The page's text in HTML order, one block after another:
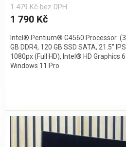
1 479 Kč bez DPH
1 790 Kč
Intel® Pentium® G4560 Processor
GB DDR4, 120 GB SSD SATA, 21.5″
1080px (Full HD), Intel® HD Graphics
Windows 11 Pro